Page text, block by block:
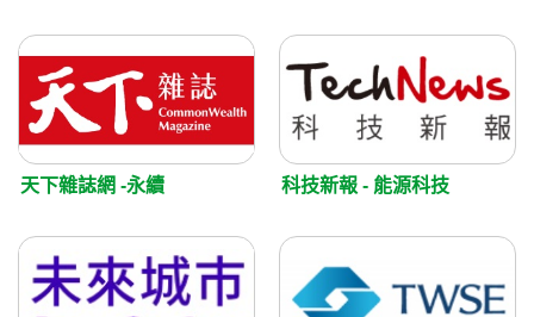
天下雜誌網 -永續 科技新報 - 能源科技